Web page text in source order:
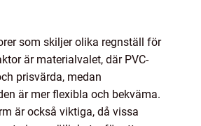
som skiljer olika regnställ för
är materialvalet, där PVC-
prisvärda, medan
är mer flexibla och bekväma.
är också viktiga, då vissa